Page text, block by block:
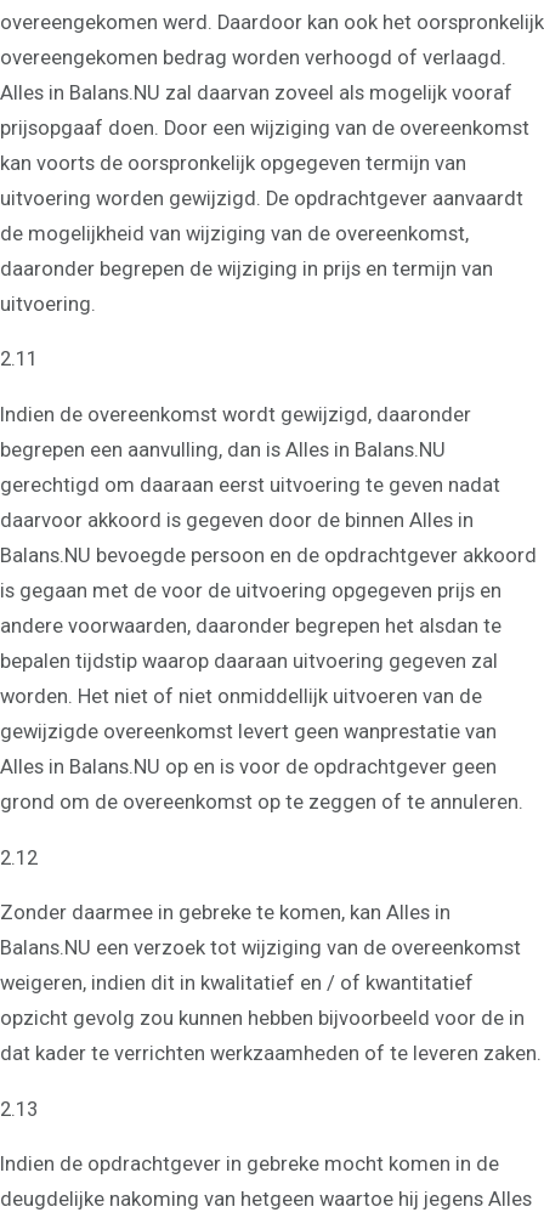
overeengekomen werd. Daardoor kan ook het oorspronkelijk
overeengekomen bedrag worden verhoogd of verlaagd.
Alles in Balans.NU zal daarvan zoveel als mogelijk vooraf
prijsopgaaf doen. Door een wijziging van de overeenkomst
kan voorts de oorspronkelijk opgegeven termijn van
uitvoering worden gewijzigd. De opdrachtgever aanvaardt
de mogelijkheid van wijziging van de overeenkomst,
daaronder begrepen de wijziging in prijs en termijn van
uitvoering.
2.11
Indien de overeenkomst wordt gewijzigd, daaronder
begrepen een aanvulling, dan is Alles in Balans.NU
gerechtigd om daaraan eerst uitvoering te geven nadat
daarvoor akkoord is gegeven door de binnen Alles in
Balans.NU bevoegde persoon en de opdrachtgever akkoord
is gegaan met de voor de uitvoering opgegeven prijs en
andere voorwaarden, daaronder begrepen het alsdan te
bepalen tijdstip waarop daaraan uitvoering gegeven zal
worden. Het niet of niet onmiddellijk uitvoeren van de
gewijzigde overeenkomst levert geen wanprestatie van
Alles in Balans.NU op en is voor de opdrachtgever geen
grond om de overeenkomst op te zeggen of te annuleren.
2.12
Zonder daarmee in gebreke te komen, kan Alles in
Balans.NU een verzoek tot wijziging van de overeenkomst
weigeren, indien dit in kwalitatief en / of kwantitatief
opzicht gevolg zou kunnen hebben bijvoorbeeld voor de in
dat kader te verrichten werkzaamheden of te leveren zaken.
2.13
Indien de opdrachtgever in gebreke mocht komen in de
deugdelijke nakoming van hetgeen waartoe hij jegens Alles